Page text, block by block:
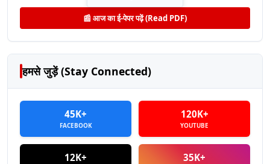
📰 आज का ई-पेपर पढ़ें (Read PDF)
हमसे जुड़ें (Stay Connected)
45K+
FACEBOOK
120K+
YOUTUBE
12K+ 35K+